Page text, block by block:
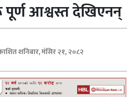
पूर्ण आश्वस्त देखिएनन्
शनिबार, मंसिर २१, २०८२